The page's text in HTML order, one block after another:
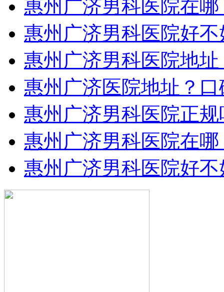
惠州广济男科医院在哪
惠州广济男科医院好不
惠州广济男科医院地址
惠州广济医院地址？口
惠州广济男科医院正规
惠州广济男科医院在哪
惠州广济男科医院好不